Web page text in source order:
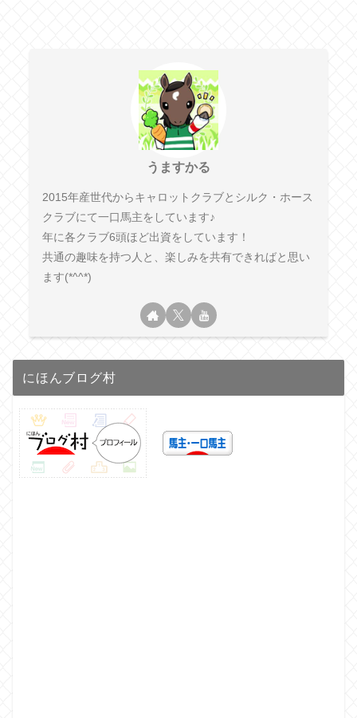
うますかる
2015年産世代からキャロットクラブとシルク・ホース
クラブにて一口馬主をしています♪
年に各クラブ6頭ほど出資をしています！
共通の趣味を持つ人と、楽しみを共有できればと思い
ます(*^^*)
にほんブログ村